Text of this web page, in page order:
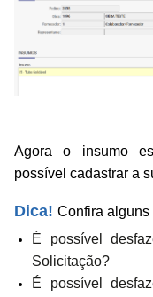
Agora o insumo
possível cadastrar a
Dica! Confira
É possível
Solicitação?
É possível